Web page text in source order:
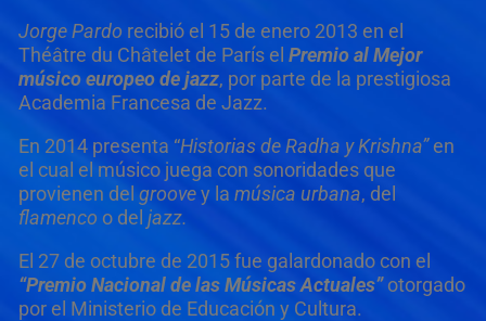
Jorge Pardo recibió el 15 de enero 2013 en el
Théâtre du Châtelet de París el Premio al Mejor
músico europeo de jazz, por parte de la prestigiosa
Academia Francesa de Jazz.
En 2014 presenta “Historias de Radha y Krishna”en
el cual el músico juega con sonoridades que
provienen del groovey la música urbana, del
flamenco o del jazz.
El 27 de octubre de 2015 fue galardonado con el
“Premio Nacional de las Músicas Actuales”otorgado
por el Ministerio de Educación y Cultura.